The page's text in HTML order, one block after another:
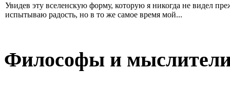
Увидев эту вселенскую форму, которую я никогда не видел
испытываю радость, но в то же самое время мой...
Философы и